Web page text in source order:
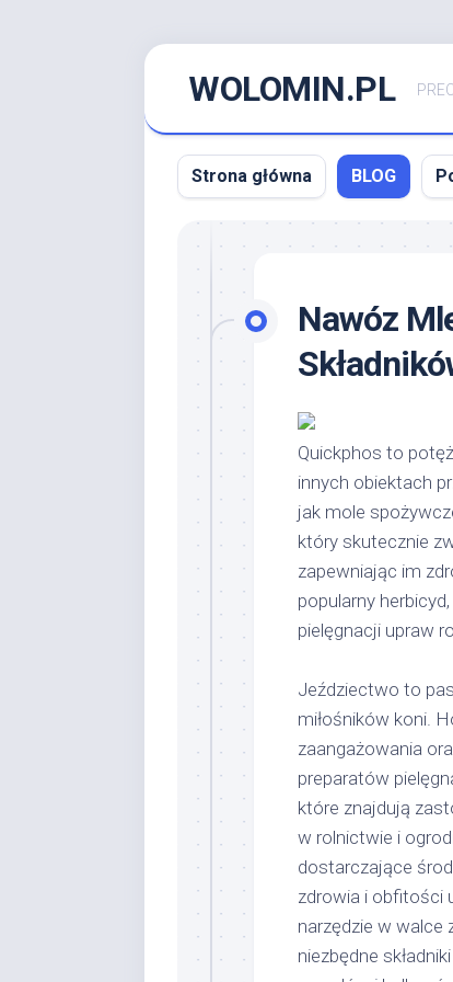
WOLOMIN.PL
Strona główna BLOG
Nawóz
Quickphos to
innych obiektach
jak mole
który skutecznie
zapewniając im
popularny
pielęgnacji upraw
Jeździectwo to
miłośników koni.
zaangażowania
preparatów
które znajdują
w rolnictwie i
dostarczające
zdrowia i obfitości
narzędzie w
niezbędne